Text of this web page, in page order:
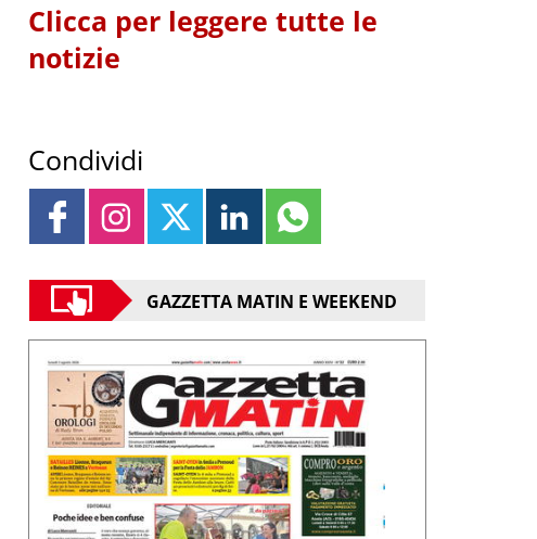
Clicca per leggere tutte le
notizie
Condividi
GAZZETTA MATIN E WEEKEND